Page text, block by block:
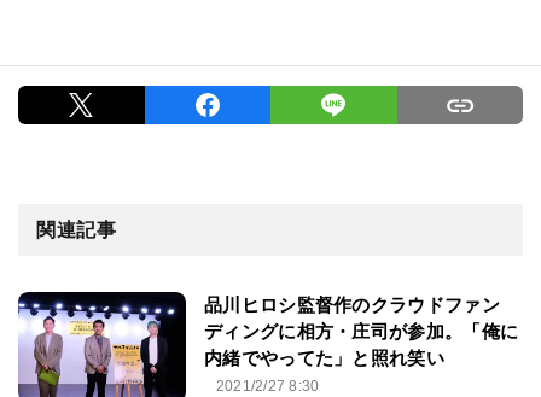
関連記事
品川ヒロシ監督作のクラウドファン
ディングに相方・庄司が参加。「俺に
内緒でやってた」と照れ笑い
2021/2/27 8:30